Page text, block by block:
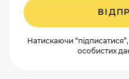
Натискаючи
особистих